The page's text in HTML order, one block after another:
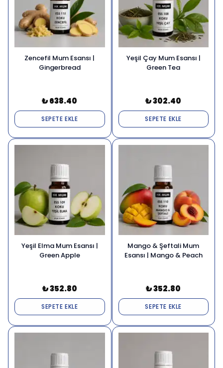
Zencefil Mum Esansı |
Gingerbread
₺ 638.40
SEPETE EKLE
Yeşil Çay Mum Esansı |
Green Tea
₺ 302.40
SEPETE EKLE
Yeşil Elma Mum Esansı |
Green Apple
₺ 352.80
SEPETE EKLE
Mango & Şeftali Mum
Esansı | Mango & Peach
₺ 352.80
SEPETE EKLE